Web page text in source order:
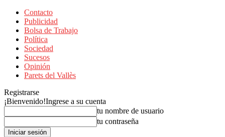
Contacto
Publicidad
Bolsa de Trabajo
Política
Sociedad
Sucesos
Opinión
Parets del Vallès
Registrarse
¡Bienvenido!Ingrese a su cuenta
tu nombre de usuario
tu contraseña